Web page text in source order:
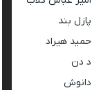
پازل بند
حمید هیراد
د دن
دانوش